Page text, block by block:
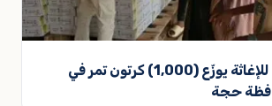
مركز الملك سلمان للإغاثة يوزّع (1,000) كرتون تمر في
حجة